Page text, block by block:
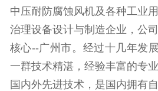
中压耐防腐蚀风机及各种工业
治理设备设计与制造企业，公
核心--广州市。经过十几年发
一群技术精湛，经验丰富的专
国内外先进技术，是国内拥有